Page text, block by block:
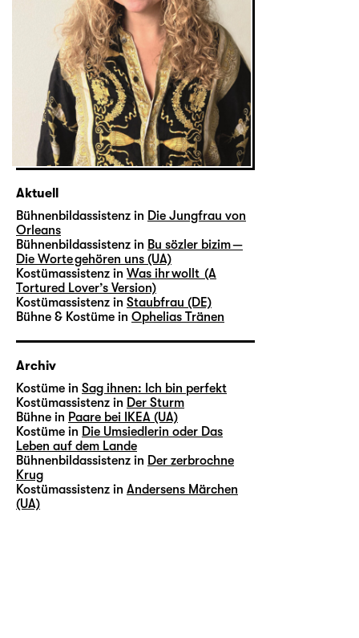
Aktuell
Bühnenbildassistenz in Die Jungfrau von
Orleans
Bühnenbildassistenz in Bu sözler bizim —
Die Worte gehören uns (UA)
Kostümassistenz in Was ihr wollt (A
Tortured Lover’s Version)
Kostümassistenz in Staubfrau (DE)
Bühne & Kostüme in Ophelias Tränen
Archiv
Kostüme in Sag ihnen: Ich bin perfekt
Kostümassistenz in Der Sturm
Bühne in Paare bei IKEA (UA)
Kostüme in Die Umsiedlerin oder Das
Leben auf dem Lande
Bühnenbildassistenz in Der zerbrochne
Krug
Kostümassistenz in Andersens Märchen
(UA)